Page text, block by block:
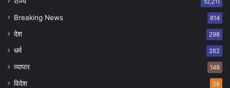
Breaking News 814
देश 298
धर्म 262
व्यापार 148
विदेश 28